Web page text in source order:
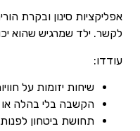
אפליקציות סינון ובקרת
לקשר. ילד שמרגיש שהוא
עודדו:
שיחות יזומות על
הקשבה בלי בהלה או
תחושת ביטחון